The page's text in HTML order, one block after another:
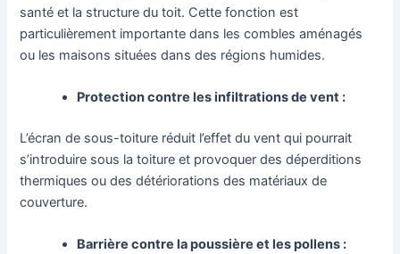
santé et la structure du toit. Cette fonction est
particulièrement importante dans les combles aménagés
ou les maisons situées dans des régions humides.
Protection contre les infiltrations de vent :
L’écran de sous-toiture réduit l’effet du vent qui pourrait
s’introduire sous la toiture et provoquer des déperditions
thermiques ou des détériorations des matériaux de
couverture.
Barrière contre la poussière et les pollens :